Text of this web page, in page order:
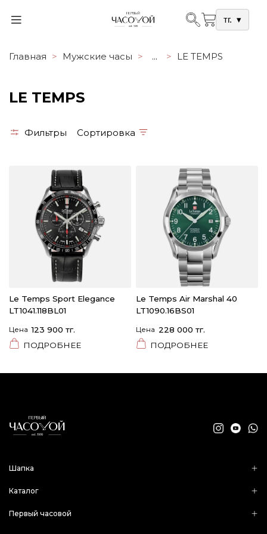
тг. ▾
Главная Мужские часы ... LE TEMPS
LE TEMPS
Фильтры Сортировка
Le Temps Sport Elegance
LT1041.118BL01
Цена 123 900 тг.
ПОДРОБНЕЕ
Le Temps Air Marshal 40
LT1090.16BS01
Цена 228 000 тг.
ПОДРОБНЕЕ
Шапка
Каталог
Первый часовой